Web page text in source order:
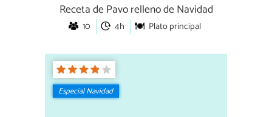
Receta de Pavo relleno de Navidad
10 4h Plato principal
Especial Navidad